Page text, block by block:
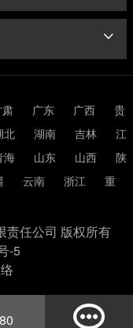
广东 广西
贵
北 湖南 吉林
江
海 山东 山西
陕
云南 浙江
重
责任公司 版权所有
-5